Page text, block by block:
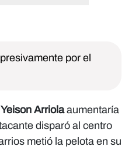
por el
Yeison Arriolaaumentaría
disparó al centro
metió la pelota en su